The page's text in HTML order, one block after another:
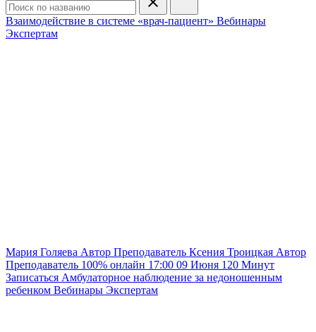
Взаимодействие в системе «врач-пациент» Вебинары
Экспертам
Мария Голяева Автор Преподаватель Ксения Троицкая Автор
Преподаватель 100% онлайн 17:00 09 Июня 120 Минут
Записаться Амбулаторное наблюдение за недоношенным
ребенком Вебинары Экспертам